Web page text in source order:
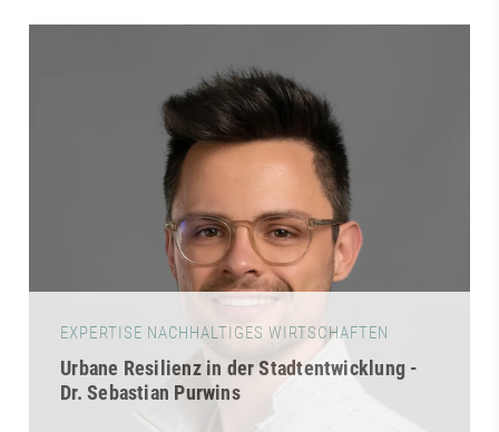
EXPERTISE NACHHALTIGES WIRTSCHAFTEN
Urbane Resilienz in der Stadtentwicklung -
Dr. Sebastian Purwins